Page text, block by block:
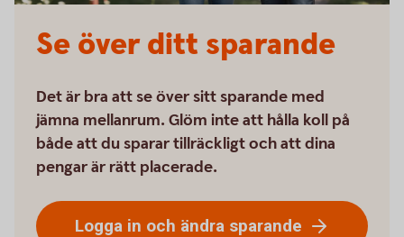
Se över ditt sparande
Det är bra att se över sitt sparande med
jämna mellanrum. Glöm inte att hålla koll på
både att du sparar tillräckligt och att dina
pengar är rätt placerade.
Logga in och ändra sparande